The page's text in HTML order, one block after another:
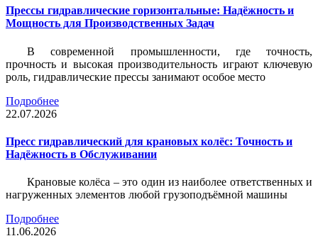
Прессы гидравлические горизонтальные: Надёжность и
Мощность для Производственных Задач
В современной промышленности, где точность,
прочность и высокая производительность играют ключевую
роль, гидравлические прессы занимают особое место
Подробнее
22.07.2026
Пресс гидравлический для крановых колёс: Точность и
Надёжность в Обслуживании
Крановые колёса – это один из наиболее ответственных и
нагруженных элементов любой грузоподъёмной машины
Подробнее
11.06.2026